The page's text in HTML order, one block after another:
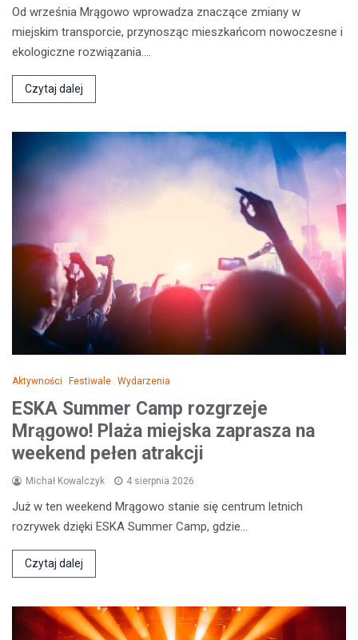
Od września Mrągowo wprowadza znaczące zmiany w
miejskim transporcie, przynosząc mieszkańcom nowoczesne i
ekologiczne rozwiązania.…
Czytaj dalej
Aktywności Festiwale Wydarzenia
ESKA Summer Camp rozgrzeje
Mrągowo! Plaża miejska zaprasza na
weekend pełen atrakcji
Michał Kowalczyk 4 sierpnia 2026
Już w ten weekend Mrągowo stanie się centrum letnich
rozrywek dzięki ESKA Summer Camp, gdzie…
Czytaj dalej